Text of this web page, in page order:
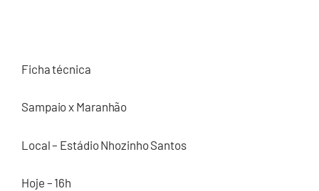
Ficha técnica
Sampaio x Maranhão
Local – Estádio Nhozinho Santos
Hoje – 16h